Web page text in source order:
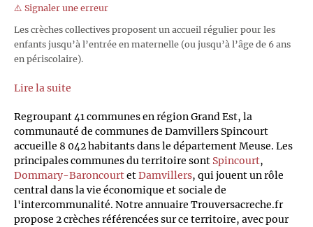
⚠️ Signaler une erreur
Les crèches collectives proposent un accueil régulier pour les
enfants jusqu’à l’entrée en maternelle (ou jusqu’à l’âge de 6 ans
en périscolaire).
Lire la suite
Regroupant 41 communes en région Grand Est, la
communauté de communes de Damvillers Spincourt
accueille 8 042 habitants dans le département Meuse. Les
principales communes du territoire sont Spincourt,
Dommary-BaroncourtetDamvillers, qui jouent un rôle
central dans la vie économique et sociale de
l'intercommunalité. Notre annuaire Trouversacreche.fr
propose 2 crèches référencées sur ce territoire, avec pour